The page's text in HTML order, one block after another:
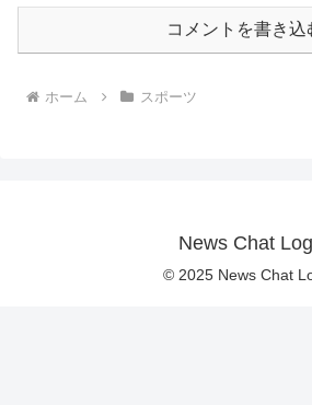
コメントを書き込
ホーム スポーツ
News Chat Log
© 2025 News Chat